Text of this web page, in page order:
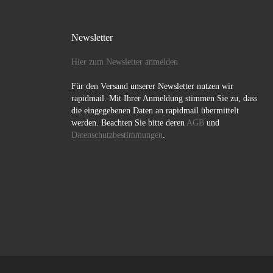
Newsletter
Hier zum Newsletter anmelden
Für den Versand unserer Newsletter nutzen wir
rapidmail. Mit Ihrer Anmeldung stimmen Sie zu, dass
die eingegebenen Daten an rapidmail übermittelt
werden. Beachten Sie bitte deren AGB und
Datenschutzbestimmungen.